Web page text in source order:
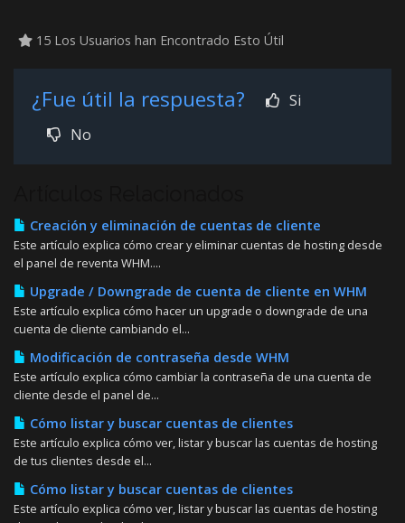
15 Los Usuarios han Encontrado Esto Útil
¿Fue útil la respuesta?
Si
No
Creación y eliminación de cuentas de cliente
Este artículo explica cómo crear y eliminar cuentas de hosting desde
el panel de reventa WHM....
Upgrade / Downgrade de cuenta de cliente en WHM
Este artículo explica cómo hacer un upgrade o downgrade de una
cuenta de cliente cambiando el...
Modificación de contraseña desde WHM
Este artículo explica cómo cambiar la contraseña de una cuenta de
cliente desde el panel de...
Cómo listar y buscar cuentas de clientes
Este artículo explica cómo ver, listar y buscar las cuentas de hosting
de tus clientes desde el...
Cómo listar y buscar cuentas de clientes
Este artículo explica cómo ver, listar y buscar las cuentas de hosting